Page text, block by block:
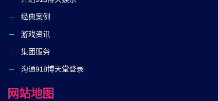
经典案例
游戏资讯
集团服务
沟通918博天堂登录
网站地图